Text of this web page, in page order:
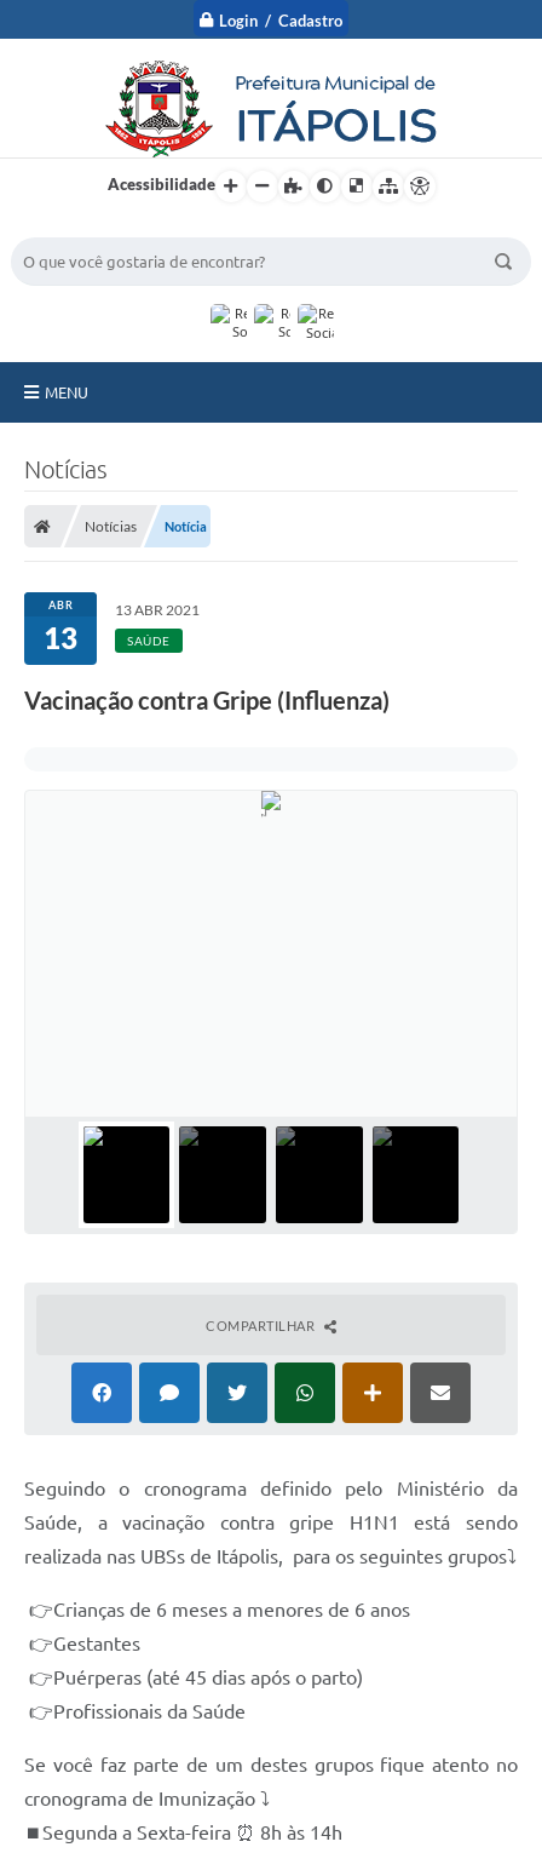
Login / Cadastro
Acessibilidade
MENU
Serviços Online
Carta de Serviços
Ouvidoria Municipal
Carta de Serviços
Notícias
Galeria de Vídeos
Projetos
Notícias
Notícias Notícia
ABR
13
13 ABR 2021
SAÚDE
Vacinação contra Gripe (Influenza)
COMPARTILHAR
Seguindo o cronograma definido pelo Ministério da
Saúde, a vacinação contra gripe H1N1 está sendo
realizada nas UBSs de Itápolis, para os seguintes grupos⤵
👉Crianças de 6 meses a menores de 6 anos
👉Gestantes
👉Puérperas (até 45 dias após o parto)
👉Profissionais da Saúde
Se você faz parte de um destes grupos fique atento no
cronograma de Imunização ⤵️
⏹Segunda a Sexta-feira ⏰ 8h às 14h